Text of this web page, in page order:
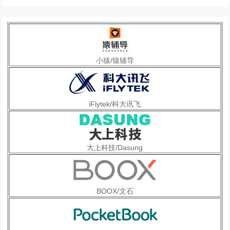
小猿/猿辅导
iFlytek/科大讯飞
大上科技/Dasung
BOOX/文石